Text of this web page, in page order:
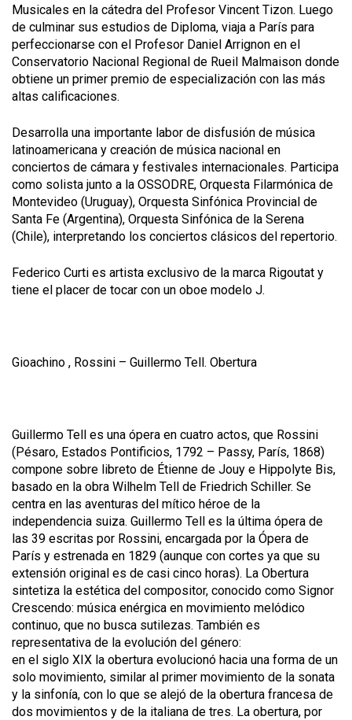
Musicales en la cátedra del Profesor Vincent Tizon. Luego
de culminar sus estudios de Diploma, viaja a París para
perfeccionarse con el Profesor Daniel Arrignon en el
Conservatorio Nacional Regional de Rueil Malmaison donde
obtiene un primer premio de especialización con las más
altas calificaciones.
Desarrolla una importante labor de disfusión de música
latinoamericana y creación de música nacional en
conciertos de cámara y festivales internacionales. Participa
como solista junto a la OSSODRE, Orquesta Filarmónica de
Montevideo (Uruguay), Orquesta Sinfónica Provincial de
Santa Fe (Argentina), Orquesta Sinfónica de la Serena
(Chile), interpretando los conciertos clásicos del repertorio.
Federico Curti es artista exclusivo de la marca Rigoutat y
tiene el placer de tocar con un oboe modelo J.
Gioachino , Rossini – Guillermo Tell. Obertura
Guillermo Tell es una ópera en cuatro actos, que Rossini
(Pésaro, Estados Pontificios, 1792 – Passy, París, 1868)
compone sobre libreto de Étienne de Jouy e Hippolyte Bis,
basado en la obra Wilhelm Tell de Friedrich Schiller. Se
centra en las aventuras del mítico héroe de la
independencia suiza. Guillermo Tell es la última ópera de
las 39 escritas por Rossini, encargada por la Ópera de
París y estrenada en 1829 (aunque con cortes ya que su
extensión original es de casi cinco horas). La Obertura
sintetiza la estética del compositor, conocido como Signor
Crescendo: música enérgica en movimiento melódico
continuo, que no busca sutilezas. También es
representativa de la evolución del género:
en el siglo XIX la obertura evolucionó hacia una forma de un
solo movimiento, similar al primer movimiento de la sonata
y la sinfonía, con lo que se alejó de la obertura francesa de
dos movimientos y de la italiana de tres. La obertura, por